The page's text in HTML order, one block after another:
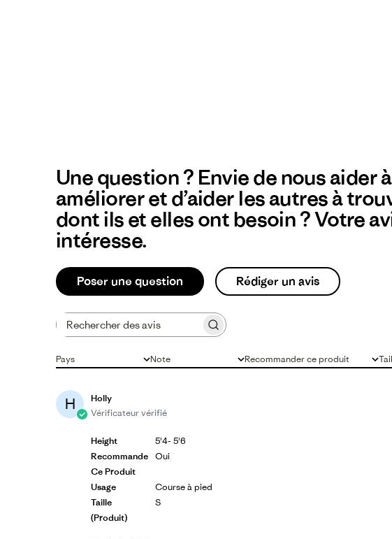
Une question ? Envie de nous aider
améliorer et d’aider les autres à
dont ils et elles ont besoin ? Votre
intéresse.
Poser une question Rédiger un avis
Rechercher des avis
Note
Toutes les évaluations
Pays
Tous Recommander ce produit
Tous Tous
H
Holly
Vérificateur vérifié
Height
Recommande
Ce Produit
Usage
Taille
(produit)
5'4- 5'6
Oui
Course à pied
S